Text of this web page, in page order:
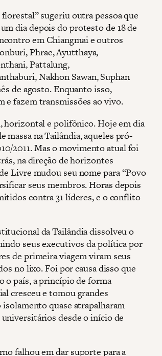
sugeriu outra pessoa que
dia depois do protesto de 18 de
em Chiangmai e outros
Phrae, Ayutthaya,
Pattalung,
Nakhon Sawan, Suphan
de agosto. Enquanto isso,
fazem transmissões ao vivo.
e polifônico. Hoje em dia
na Tailândia, aqueles pró-
2011. Mas o movimento atual foi
na direção de horizontes
Livre mudou seu nome para “Povo
seus membros. Horas depois
contra 31 líderes, e o conflito
da Tailândia dissolveu o
seus executivos da política por
de primeira viagem viram seus
no lixo. Foi por causa disso que
o país, a princípio de forma
cresceu e tomou grandes
quase atrapalharam
desde o início de
falhou em dar suporte para a